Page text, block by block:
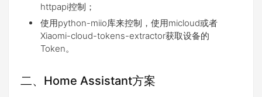
httpapi控制；
使用python-miio库来控制，使用micloud或者
Xiaomi-cloud-tokens-extractor获取设备的
Token。
二、Home Assistant方案